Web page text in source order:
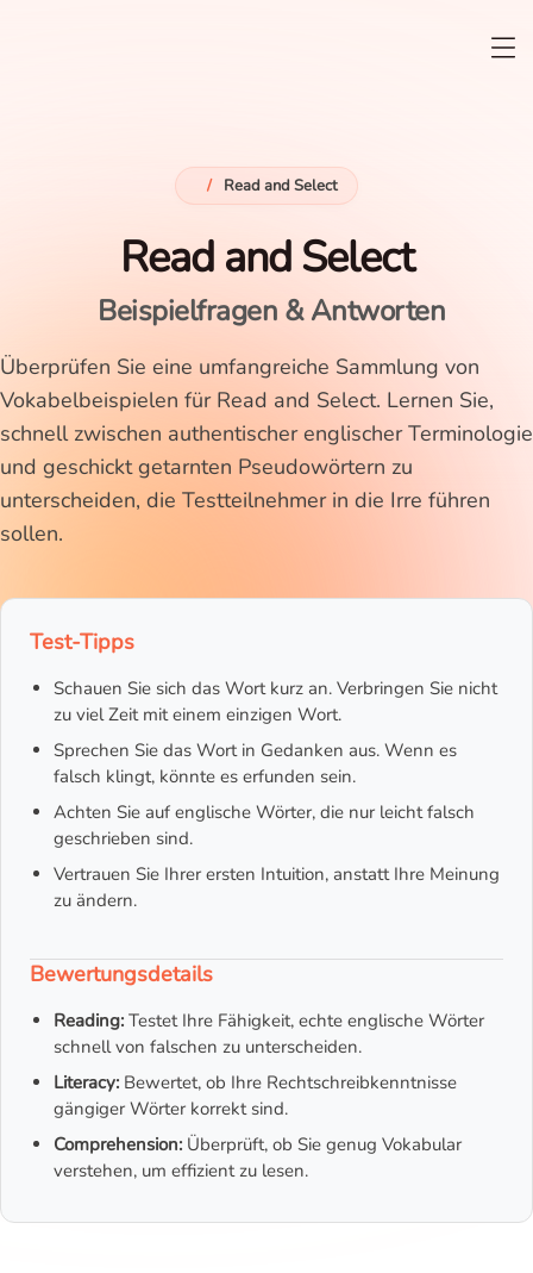
/ Read and Select
Read and Select
Beispielfragen & Antworten
Überprüfen Sie eine umfangreiche Sammlung von
Vokabelbeispielen für Read and Select. Lernen Sie,
schnell zwischen authentischer englischer Terminologie
und geschickt getarnten Pseudowörtern zu
unterscheiden, die Testteilnehmer in die Irre führen
sollen.
Test-Tipps
Schauen Sie sich das Wort kurz an. Verbringen Sie nicht
zu viel Zeit mit einem einzigen Wort.
Sprechen Sie das Wort in Gedanken aus. Wenn es
falsch klingt, könnte es erfunden sein.
Achten Sie auf englische Wörter, die nur leicht falsch
geschrieben sind.
Vertrauen Sie Ihrer ersten Intuition, anstatt Ihre Meinung
zu ändern.
Bewertungsdetails
Reading: Testet Ihre Fähigkeit, echte englische Wörter
schnell von falschen zu unterscheiden.
Literacy: Bewertet, ob Ihre Rechtschreibkenntnisse
gängiger Wörter korrekt sind.
Comprehension: Überprüft, ob Sie genug Vokabular
verstehen, um effizient zu lesen.